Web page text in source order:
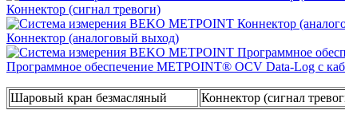
Коннектор (сигнал тревоги)
Коннектор (аналоговый выход)
Программное обеспечение METPOINT® OCV Data-Log с
Шаровый кран безмасляный Коннектор (сигнал